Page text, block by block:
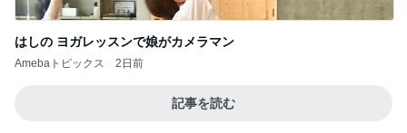
記事を読む
Amebaトピックス 1日前